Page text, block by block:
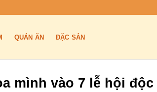
QUÁN ĂN ĐẶC SẢN
mình vào 7 lễ hội độc